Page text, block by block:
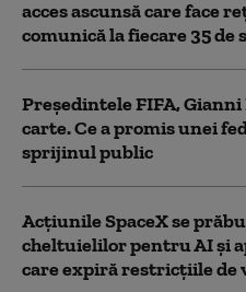
acces ascunsă care face
comunică la fiecare 35 de
Președintele FIFA,
carte. Ce a promis unei
sprijinul public
Acţiunile SpaceX se
cheltuielilor pentru AI şi
care expiră restricţiile de